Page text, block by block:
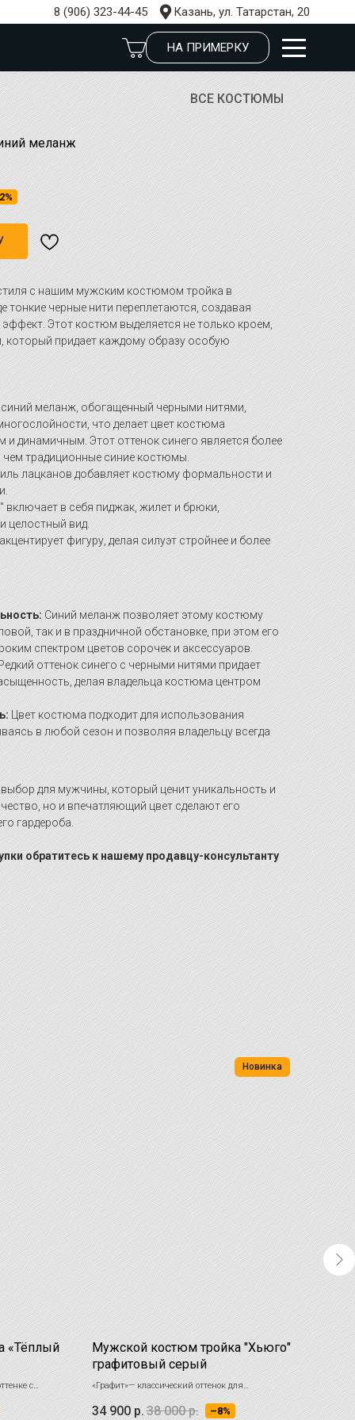
8 (906) 323-44-45 Казань, ул. Татарстан, 20
НА ПРИМЕРКУ
ВСЕ КОСТЮМЫ
меланж
с нашим мужским костюмом тройка в
тонкие черные нити переплетаются, создавая
Этот костюм выделяется не только кроем,
придает каждому образу особую
меланж, обогащенный черными нитями,
что делает цвет костюма
динамичным. Этот оттенок синего является более
традиционные синие костюмы.
лацканов добавляет костюму формальности и
включает в себя пиджак, жилет и брюки,
целостный вид.
фигуру, делая силуэт стройнее и более
Синий меланж позволяет этому костюму
так и в праздничной обстановке, при этом его
спектром цветов сорочек и аксессуаров.
оттенок синего с черными нитями придает
делая владельца костюма центром
Цвет костюма подходит для использования
в любой сезон и позволяя владельцу всегда
для мужчины, который ценит уникальность и
но и впечатляющий цвет сделают его
гардероба.
обратитесь к нашему продавцу-консультанту
«Тёплый
с
Новинка
Мужской костюм тройка "Хьюго"
графитовый серый
«Графит»— классический оттенок для
официальных мероприятий и встреч. Лучшим
образом подчеркнет Вашу солидность в любой
34 900 р. 38 000 р. –8% 28